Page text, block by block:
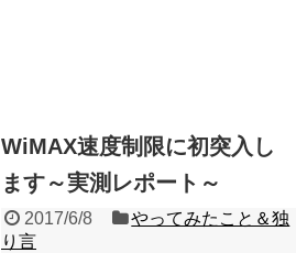
WiMAX速度制限に初突入し
ます～実測レポート～
2017/6/8
やってみたこと＆独
り言